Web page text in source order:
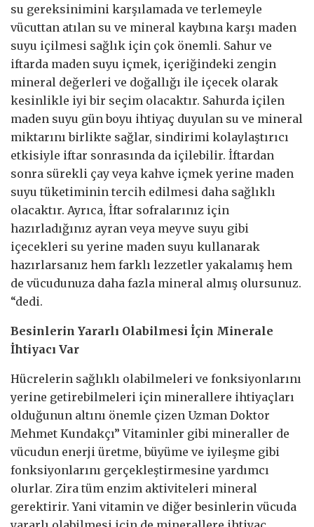
su gereksinimini karşılamada ve terlemeyle
vücuttan atılan su ve mineral kaybına karşı maden
suyu içilmesi sağlık için çok önemli. Sahur ve
iftarda maden suyu içmek, içeriğindeki zengin
mineral değerleri ve doğallığı ile içecek olarak
kesinlikle iyi bir seçim olacaktır. Sahurda içilen
maden suyu gün boyu ihtiyaç duyulan su ve mineral
miktarını birlikte sağlar, sindirimi kolaylaştırıcı
etkisiyle iftar sonrasında da içilebilir. İftardan
sonra sürekli çay veya kahve içmek yerine maden
suyu tüketiminin tercih edilmesi daha sağlıklı
olacaktır. Ayrıca, İftar sofralarınız için
hazırladığınız ayran veya meyve suyu gibi
içecekleri su yerine maden suyu kullanarak
hazırlarsanız hem farklı lezzetler yakalamış hem
de vücudunuza daha fazla mineral almış olursunuz.
“dedi.
Besinlerin Yararlı Olabilmesi İçin Minerale
İhtiyacı Var
Hücrelerin sağlıklı olabilmeleri ve fonksiyonlarını
yerine getirebilmeleri için minerallere ihtiyaçları
olduğunun altını önemle çizen Uzman Doktor
Mehmet Kundakçı” Vitaminler gibi mineraller de
vücudun enerji üretme, büyüme ve iyileşme gibi
fonksiyonlarını gerçekleştirmesine yardımcı
olurlar. Zira tüm enzim aktiviteleri mineral
gerektirir. Yani vitamin ve diğer besinlerin vücuda